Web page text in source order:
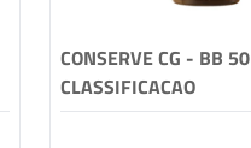
CONSERVE CG - BB
CLASSIFICACAO